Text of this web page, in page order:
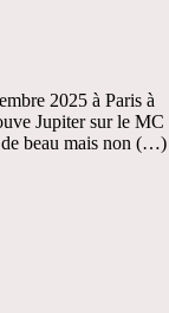
2025 à Paris à
Jupiter sur le MC
de beau mais non (…)